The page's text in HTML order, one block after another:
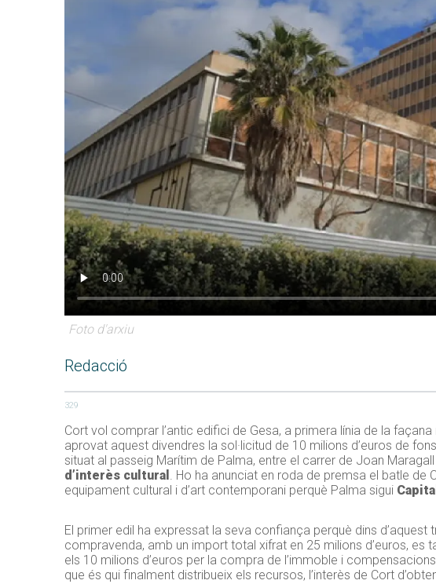
Foto d'arxiu
Redacció
329
Cort vol comprar l’antic edifici de Gesa, a primera línia de la
aprovat aquest divendres la sol·licitud de 10 milions d’euros de fons
situat al passeig Marítim de Palma, entre el carrer de Joan Maragall
d’interès cultural . Ho ha anunciat en roda de premsa el batle de
equipament cultural i d’art contemporani perquè Palma sigui
El primer edil ha expressat la seva confiança perquè dins
compravenda, amb un import total xifrat en 25 milions d’euros, es
els 10 milions d’euros per la compra de l’immoble i
que és qui finalment distribueix els recursos, l’interès de Cort